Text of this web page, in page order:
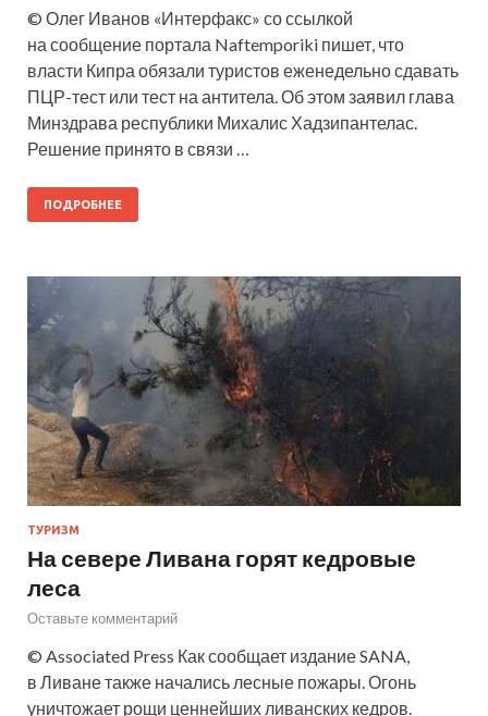
© Олег Иванов «Интерфакс» со ссылкой
на сообщение портала Naftemporiki пишет, что
власти Кипра обязали туристов еженедельно сдавать
ПЦР-тест или тест на антитела. Об этом заявил глава
Минздрава республики Михалис Хадзипантелас.
Решение принято в связи …
ПОДРОБНЕЕ
ТУРИЗМ
На севере Ливана горят кедровые
леса
Оставьте комментарий
© Associated Press Как сообщает издание SANA,
в Ливане также начались лесные пожары. Огонь
уничтожает рощи ценнейших ливанских кедров.